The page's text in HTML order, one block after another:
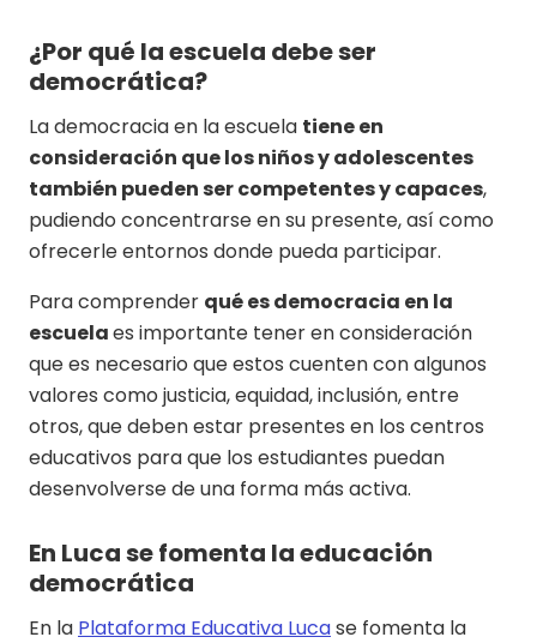
¿Por qué la escuela debe ser
democrática?
La democracia en la escuela tiene en
consideración que los niños y adolescentes
también pueden ser competentes y capaces,
pudiendo concentrarse en su presente, así como
ofrecerle entornos donde pueda participar.
Para comprender qué es democracia en la
escuelaes importante tener en consideración
que es necesario que estos cuenten con algunos
valores como justicia, equidad, inclusión, entre
otros, que deben estar presentes en los centros
educativos para que los estudiantes puedan
desenvolverse de una forma más activa.
En Luca se fomenta la educación
democrática
En la Plataforma Educativa Lucase fomenta la